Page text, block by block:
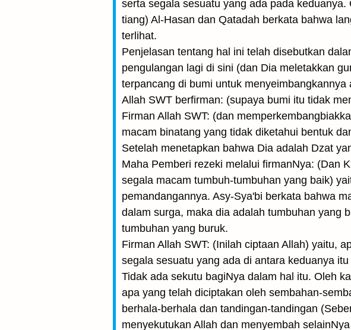
serta segala sesuatu yang ada pada
tiang) Al-Hasan dan Qatadah berkata bahwa
terlihat.
Penjelasan tentang hal ini telah disebutkan
pengulangan lagi di sini (dan Dia meletakkan
terpancang di bumi untuk
Allah SWT berfirman: (supaya bumi itu tidak
Firman Allah SWT: (dan
macam binatang yang tidak diketahui bentuk
Setelah menetapkan bahwa Dia adalah Dzat
Maha Pemberi rezeki melalui firmanNya: (Dan
segala macam tumbuh-tumbuhan yang baik)
pemandangannya. Asy-Sya'bi berkata bahwa
dalam surga, maka dia adalah tumbuhan yang
tumbuhan yang buruk.
Firman Allah SWT: (Inilah ciptaan Allah) yaitu,
segala sesuatu yang ada di antara keduanya
Tidak ada sekutu bagiNya dalam hal itu. Oleh
apa yang telah dicipta­kan oleh sembahan-
berhala-berhala dan tandingan-tandingan
menyekutukan Allah dan menyembah